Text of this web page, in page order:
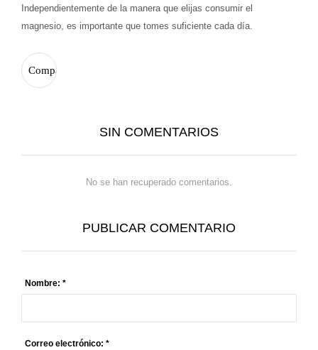
Independientemente de la manera que elijas consumir el
magnesio, es importante que tomes suficiente cada día.
SIN COMENTARIOS
No se han recuperado comentarios.
PUBLICAR COMENTARIO
Nombre: *
Correo electrónico: *